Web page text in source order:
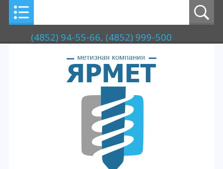
(4852) 94-55-66, (4852) 999-500